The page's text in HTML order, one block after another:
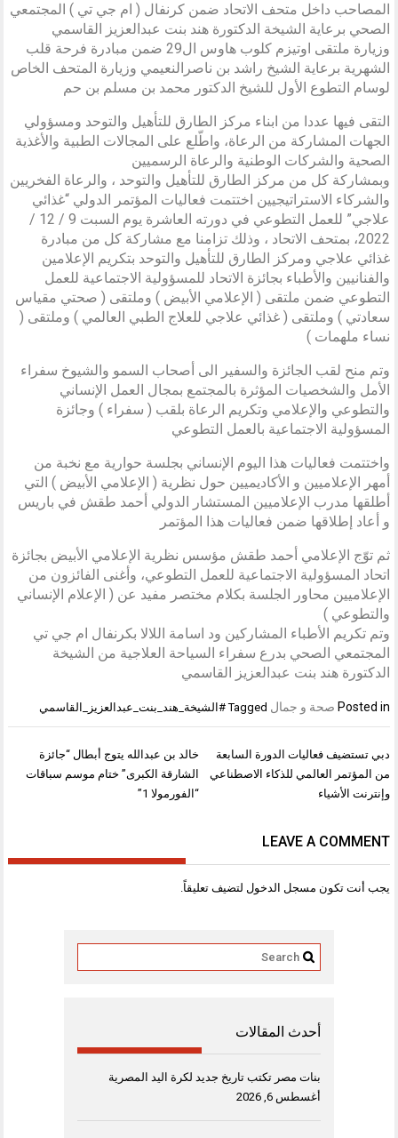
المصاحب داخل متحف الاتحاد ضمن كرنفال ( ام جي تي ) المجتمعي
الصحي برعاية الشيخة الدكتورة هند بنت عبدالعزيز القاسمي
وزيارة ملتقى اوتيزم كلوب هاوس ال29 ضمن مبادرة فرحة قلب
الشهرية برعاية الشيخ راشد بن ناصرالنعيمي وزيارة المتحف الخاص
لوسام التطوع الأول للشيخ الدكتور محمد بن مسلم بن حم
التقى فيها عددا من ابناء مركز الطارق للتأهيل والتوحد ومسؤولي
الجهات المشاركة من الرعاة، واطّلع على المجالات الطبية والأغذية
الصحية والشركات الوطنية والرعاة الرسميين
وبمشاركة كل من مركز الطارق للتأهيل والتوحد ، والرعاة الفخريين
والشركاء الاستراتيجيين اختتمت فعاليات المؤتمر الدولي “غذائي
علاجي” للعمل التطوعي في دورته العاشرة يوم السبت 9 / 12 /
2022، بمتحف الاتحاد ، وذلك تزامنا مع مشاركة كل من مبادرة
غذائي علاجي ومركز الطارق للتأهيل والتوحد بتكريم الإعلامين
والفنانيين والأطباء بجائزة الاتحاد للمسؤولية الاجتماعية للعمل
التطوعي ضمن ملتقى ( الإعلامي الأبيض ) وملتقى ( صحتي مقياس
سعادتي ) وملتقى ( غذائي علاجي للعلاج الطبي العالمي ) وملتقى (
نساء ملهمات )
وتم منح لقب الجائزة والسفير الى أصحاب السمو والشيوخ سفراء
الأمل والشخصيات المؤثرة بالمجتمع بمجال العمل الإنساني
والتطوعي والإعلامي وتكريم الرعاة بلقب ( سفراء ) وجائزة
المسؤولية الاجتماعية بالعمل التطوعي
واختتمت فعاليات هذا اليوم الإنساني بجلسة حوارية مع نخبة من
أمهر الإعلاميين و الأكاديميين حول نظرية ( الإعلامي الأبيض ) التي
أطلقها مدرب الإعلاميين المستشار الدولي أحمد طقش في باريس
و أعاد إطلاقها ضمن فعاليات هذا المؤتمر
ثم توّج الإعلامي أحمد طقش مؤسس نظرية الإعلامي الأبيض بجائزة
اتحاد المسؤولية الاجتماعية للعمل التطوعي، وأغنى الفائزون من
الإعلاميين محاور الجلسة بكلام مختصر مفيد عن ( الإعلام الإنساني
والتطوعي )
وتم تكريم الأطباء المشاركين ود اسامة اللالا بكرنفال ام جي تي
المجتمعي الصحي بدرع سفراء السياحة العلاجية من الشيخة
الدكتورة هند بنت عبدالعزيز القاسمي
Posted in صحة و جمال Tagged #الشيخة_هند_بنت_عبدالعزيز_القاسمي
تصفّح
المقالات
خالد بن عبدالله يتوج أبطال “جائزة
الشارقة الكبرى” ختام موسم سباقات
“الفورمولا 1”
دبي تستضيف فعاليات الدورة السابعة
من المؤتمر العالمي للذكاء الاصطناعي
وإنترنت الأشياء
LEAVE A COMMENT
يجب أنت تكون مسجل الدخول لتضيف تعليقاً.
أحدث المقالات
بنات مصر تكتب تاريخ جديد لكرة اليد المصرية
أغسطس 6, 2026